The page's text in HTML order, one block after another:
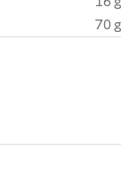
70 g